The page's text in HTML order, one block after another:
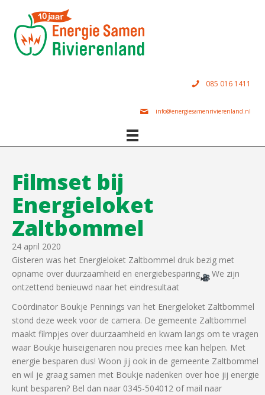
085 016 1411
info@energiesamenrivierenland.nl
Filmset bij
Energieloket
Zaltbommel
24 april 2020
Gisteren was het Energieloket Zaltbommel druk bezig met
opname over duurzaamheid en energiebesparing
We zijn
ontzettend benieuwd naar het eindresultaat
Coördinator Boukje Pennings van het Energieloket Zaltbommel
stond deze week voor de camera. De gemeente Zaltbommel
maakt filmpjes over duurzaamheid en kwam langs om te vragen
waar Boukje huiseigenaren nou precies mee kan helpen. Met
energie besparen dus! Woon jij ook in de gemeente Zaltbommel
en wil je graag samen met Boukje nadenken over hoe jij energie
kunt besparen? Bel dan naar 0345-504012 of mail naar